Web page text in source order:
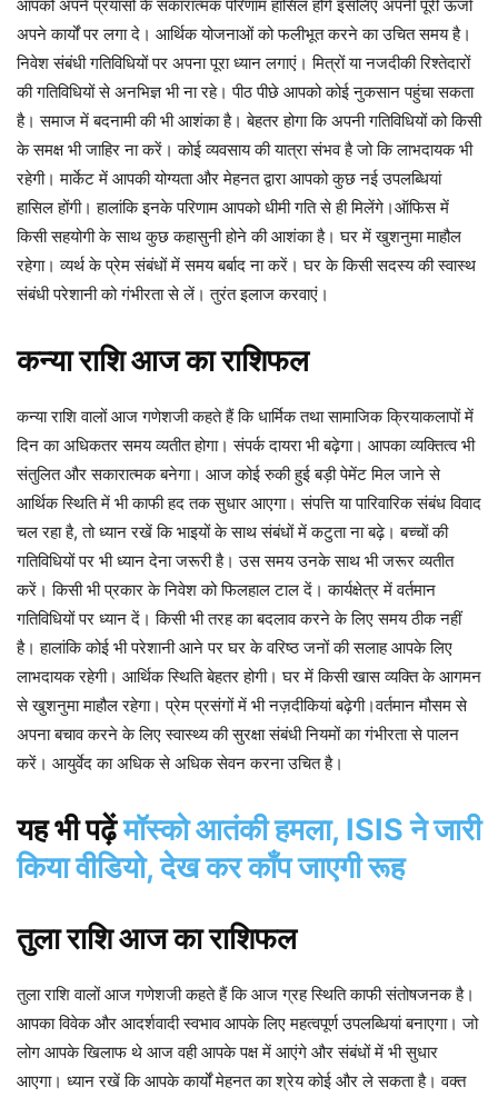
आपको अपने प्रयासों के सकारात्मक परिणाम हासिल होंगे इसलिए अपनी पूरी ऊर्जा
अपने कार्यों पर लगा दे। आर्थिक योजनाओं को फलीभूत करने का उचित समय है।
निवेश संबंधी गतिविधियों पर अपना पूरा ध्यान लगाएं। मित्रों या नजदीकी रिश्तेदारों
की गतिविधियों से अनभिज्ञ भी ना रहे। पीठ पीछे आपको कोई नुकसान पहुंचा सकता
है। समाज में बदनामी की भी आशंका है। बेहतर होगा कि अपनी गतिविधियों को किसी
के समक्ष भी जाहिर ना करें। कोई व्यवसाय की यात्रा संभव है जो कि लाभदायक भी
रहेगी। मार्केट में आपकी योग्यता और मेहनत द्वारा आपको कुछ नई उपलब्धियां
हासिल होंगी। हालांकि इनके परिणाम आपको धीमी गति से ही मिलेंगे।ऑफिस में
किसी सहयोगी के साथ कुछ कहासुनी होने की आशंका है। घर में खुशनुमा माहौल
रहेगा। व्यर्थ के प्रेम संबंधों में समय बर्बाद ना करें। घर के किसी सदस्य की स्वास्थ
संबंधी परेशानी को गंभीरता से लें। तुरंत इलाज करवाएं।
कन्याराशिआजकाराशिफल
कन्या राशि वालों आज गणेशजी कहते हैं कि धार्मिक तथा सामाजिक क्रियाकलापों में
दिन का अधिकतर समय व्यतीत होगा। संपर्क दायरा भी बढ़ेगा। आपका व्यक्तित्व भी
संतुलित और सकारात्मक बनेगा। आज कोई रुकी हुई बड़ी पेमेंट मिल जाने से
आर्थिक स्थिति में भी काफी हद तक सुधार आएगा। संपत्ति या पारिवारिक संबंध विवाद
चल रहा है, तो ध्यान रखें कि भाइयों के साथ संबंधों में कटुता ना बढ़े। बच्चों की
गतिविधियों पर भी ध्यान देना जरूरी है। उस समय उनके साथ भी जरूर व्यतीत
करें। किसी भी प्रकार के निवेश को फिलहाल टाल दें। कार्यक्षेत्र में वर्तमान
गतिविधियों पर ध्यान दें। किसी भी तरह का बदलाव करने के लिए समय ठीक नहीं
है। हालांकि कोई भी परेशानी आने पर घर के वरिष्ठ जनों की सलाह आपके लिए
लाभदायक रहेगी। आर्थिक स्थिति बेहतर होगी। घर में किसी खास व्यक्ति के आगमन
से खुशनुमा माहौल रहेगा। प्रेम प्रसंगों में भी नज़दीकियां बढ़ेगी।वर्तमान मौसम से
अपना बचाव करने के लिए स्वास्थ्य की सुरक्षा संबंधी नियमों का गंभीरता से पालन
करें। आयुर्वेद का अधिक से अधिक सेवन करना उचित है।
यह भी पढ़ेंमॉस्को आतंकी हमला, ISIS ने जारी
किया वीडियो, देख कर काँप जाएगी रूह
तुलाराशिआजकाराशिफल
तुला राशि वालों आज गणेशजी कहते हैं कि आज ग्रह स्थिति काफी संतोषजनक है।
आपका विवेक और आदर्शवादी स्वभाव आपके लिए महत्वपूर्ण उपलब्धियां बनाएगा। जो
लोग आपके खिलाफ थे आज वही आपके पक्ष में आएंगे और संबंधों में भी सुधार
आएगा। ध्यान रखें कि आपके कार्यों मेहनत का श्रेय कोई और ले सकता है। वक्त